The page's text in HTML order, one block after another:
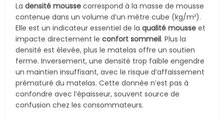
Ladensité mousse correspond à la masse de mousse
contenue dans un volume d’un mètre cube (kg/m³).
Elle est un indicateur essentiel de laqualité mousse et
impacte directement leconfort sommeil. Plus la
densité est élevée, plus le matelas offre un soutien
ferme. Inversement, une densité trop faible engendre
un maintien insuffisant, avec le risque d’affaissement
prématuré du matelas. Cette donnée n’est pas à
confondre avec l’épaisseur, souvent source de
confusion chez les consommateurs.